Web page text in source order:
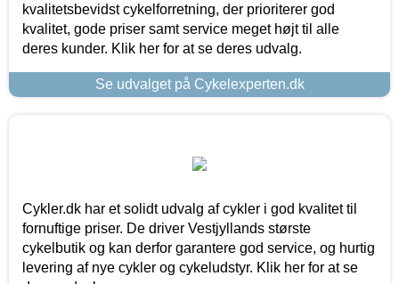
kvalitetsbevidst cykelforretning, der prioriterer god
kvalitet, gode priser samt service meget højt til alle
deres kunder. Klik her for at se deres udvalg.
Se udvalget på Cykelexperten.dk
Cykler.dk har et solidt udvalg af cykler i god kvalitet til
fornuftige priser. De driver Vestjyllands største
cykelbutik og kan derfor garantere god service, og hurtig
levering af nye cykler og cykeludstyr. Klik her for at se